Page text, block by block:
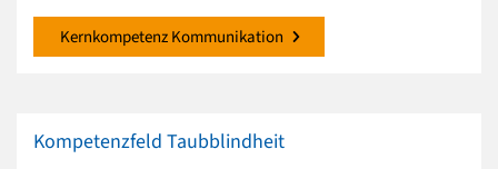
Kernkompetenz Kommunikation
Kompetenzfeld Taubblindheit